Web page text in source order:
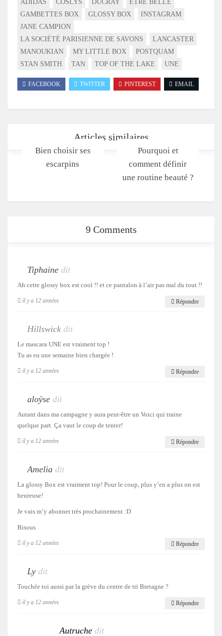
ADIDAS COSLYS DUCRAY
ÊTRE BELLE
GAMBETTES BOX
GLOSSY BOX
INSTAGRAM
JANE CAMPION
LA SOCIÉTÉ PARISIENNE DE SAVONS
LANCASTER
MANOUKIAN
MY LITTLE BOX
POSTQUAM
STAN SMITH
TAN TOP OF THE LAKE UNE
FACEBOOK TWITTER PINTEREST EMAIL
Articles similaires
Bien choisir ses
escarpins
Pourquoi et
comment définir
une routine beauté ?
9 Comments
Tiphaine dit
Ah cette glossy box est cool !! et ce pantalon à l’air pas mal du tout !!
il y a 12 années Répondre
Hillswick dit
Le mascara UNE est vraiment top !
Tu as eu une semaine bien chargée !
il y a 12 années Répondre
aloÿse dit
Autant dans ma campagne y aura peut-être un Voici qui traine
quelque part. Ça vaut le coup de tenter!
il y a 12 années Répondre
Amelia dit
La glossy Box est vraiment top! Pour le coup, plus y’en a plus on est
heureuse!
Je vais m’y abonner très prochainement :D
Bisous
il y a 12 années Répondre
Ly dit
Touchée toi aussi par la grève du centre de tri Bretagne ?
il y a 12 années Répondre
Autruche dit